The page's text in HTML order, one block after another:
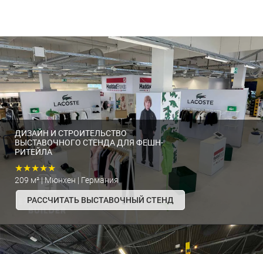
ДИЗАЙН И СТРОИТЕЛЬСТВО
ВЫСТАВОЧНОГО СТЕНДА ДЛЯ ФЕШН-
РИТЕЙЛА
★★★★★
209 м² | Мюнхен | Германия
РАССЧИТАТЬ ВЫСТАВОЧНЫЙ СТЕНД